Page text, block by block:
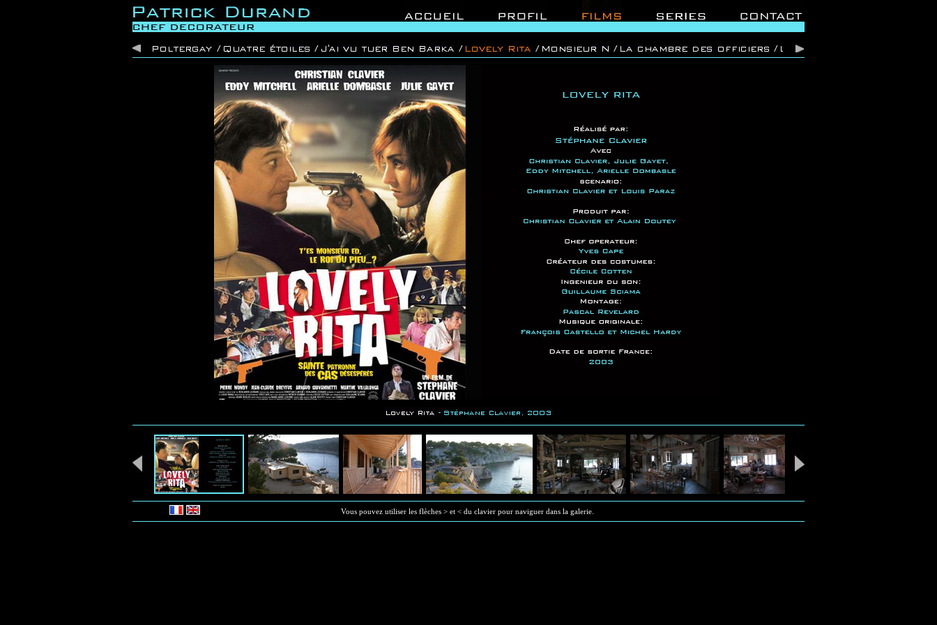
Vous pouvez utiliser les flèches > et < du clavier pour naviguer dans la galerie.